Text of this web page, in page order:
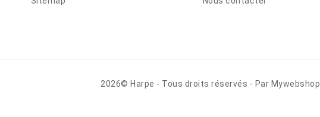
2026© Harpe - Tous droits réservés - Par Mywebshop